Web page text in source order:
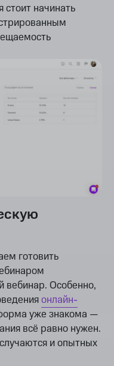
начинать
готовить
вебинар. Особенно,
онлайн-
уже знакома —
всё равно нужен.
и опытных